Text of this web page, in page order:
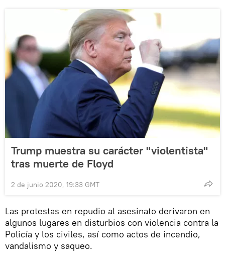
Trump muestra su carácter "violentista"
tras muerte de Floyd
2 de junio 2020, 19:33 GMT
Las protestas en repudio al asesinato derivaron en
algunos lugares en disturbios con violencia contra la
Policía y los civiles, así como actos de incendio,
vandalismo y saqueo.